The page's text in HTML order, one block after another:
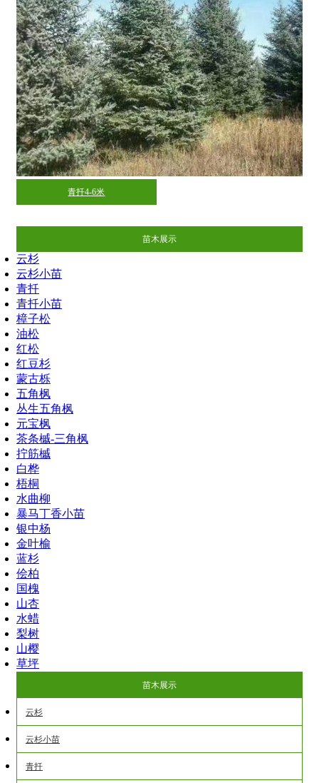
青扦4-6米
苗木展示
云杉
云杉小苗
青扦
青扦小苗
樟子松
油松
红松
红豆杉
蒙古栎
五角枫
丛生五角枫
元宝枫
茶条槭-三角枫
拧筋槭
白桦
梧桐
水曲柳
暴马丁香小苗
银中杨
金叶榆
蓝杉
侩柏
国槐
山杏
水蜡
梨树
山樱
草坪
苗木展示
云杉
云杉小苗
青扦